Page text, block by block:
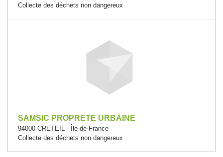
Collecte des déchets non dangereux
SAMSIC PROPRETE URBAINE
94000 CRETEIL - Île-de-France
Collecte des déchets non dangereux